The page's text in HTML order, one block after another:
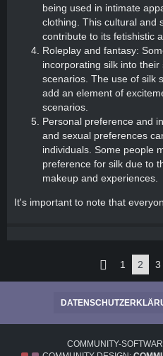
being used in intimate
clothing. This cultural and
contribute to its fetishistic
Roleplay and fantasy:
incorporating silk into
scenarios. The use of silk
add an element of
scenarios.
Personal preference and
and sexual preferences
individuals. Some people
preference for silk due to
makeup and experiences.
It's important to note that
1 2 3
COMMUNITY-